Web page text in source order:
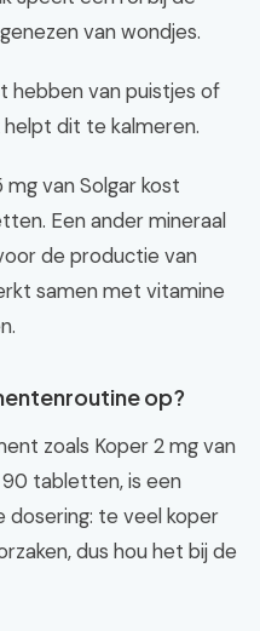
van wondjes.
hebben van puistjes of
dit te kalmeren.
mg van Solgar kost
Een ander mineraal
de productie van
samen met vitamine
op?
zoals Koper 2 mg van
tabletten, is een
te veel koper
dus hou het bij de